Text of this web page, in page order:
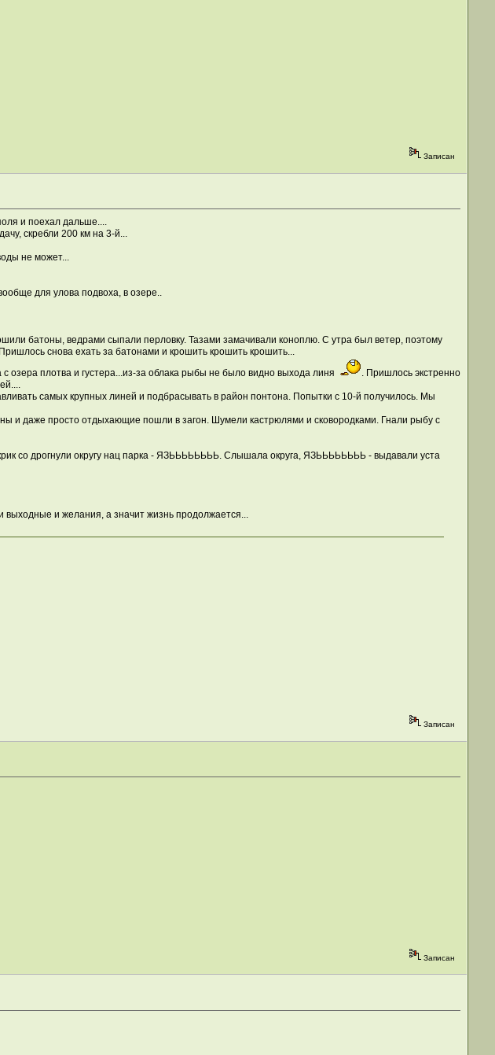
Записан
и поехал дальше....
скребли 200 км на 3-й...
не может...
для улова подвоха, в озере..
батоны, ведрами сыпали перловку. Тазами замачивали коноплю. С утра был ветер, поэтому
снова ехать за батонами и крошить крошить крошить...
озера плотва и густера...из-за облака рыбы не было видно выхода линя
. Пришлось экстренно
самых крупных линей и подбрасывать в район понтона. Попытки с 10-й получилось. Мы
и даже просто отдыхающие пошли в загон. Шумели кастрюлями и сковородками. Гнали рыбу с
со дрогнули округу нац парка - ЯЗЬЬЬЬЬЬЬЬ. Слышала округа, ЯЗЬЬЬЬЬЬЬЬ - выдавали уста
и желания, а значит жизнь продолжается...
Записан
Записан